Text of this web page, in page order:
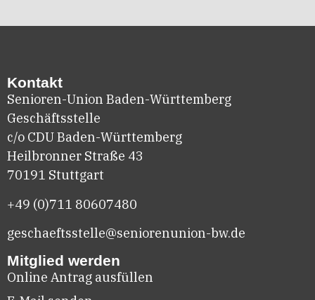
Kontakt
Senioren-Union Baden-Württemberg
Geschäftsstelle
c/o CDU Baden-Württemberg
Heilbronner Straße 43
70191 Stuttgart
+49 (0)711 80607480
geschaeftsstelle@seniorenunion-bw.de
Mitglied werden
Online Antrag ausfüllen